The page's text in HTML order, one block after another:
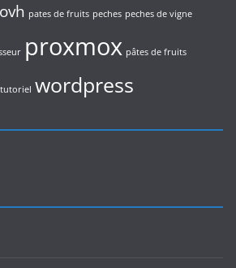
ovh pates de fruits peches peches de vigne
proxmox pâtes de fruits
tutoriel wordpress